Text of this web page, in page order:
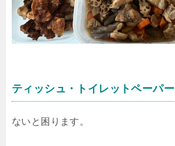
ティッシュ・トイレットペーパー
ないと困ります。